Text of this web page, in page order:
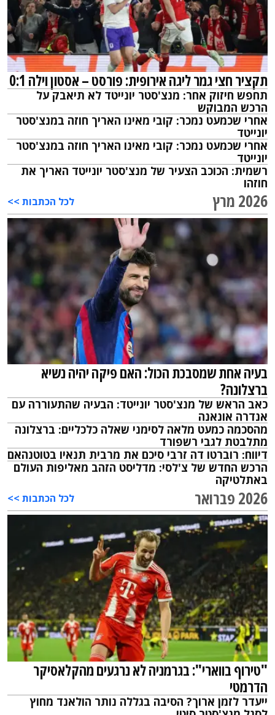
תקציר חצי גמר ליגה אירופית: פורסט – אסטון וילה 0:1
תחפש חיזוק אחר: מנצ'סטר יונייטד לא תיאבק על
הרכש המבוקש
אחרי שכמעט נמכר: קובי מאינו האריך חוזה במנצ'סטר
יונייטד
אחרי שכמעט נמכר: קובי מאינו האריך חוזה במנצ'סטר
יונייטד
רשמית: הכוכב הצעיר של מנצ'סטר יונייטד האריך את
חוזהו
2026 מרץ לכל הכתבות >>
בעיה אחת שמסבכת הכול: האם פיקה יהיה נשיא
ברצלונה?
כאב הראש של מנצ'סטר יונייטד: הבעיה שהתעוררה עם
אנדרה אונאנה
מהסכמה כמעט מלאה לסימני שאלה כלכליים: ברצלונה
מתלבטת לגבי רשפורד
דיווח: רוברטו דה זרבי סיכם את מרבית תנאיו בטוטנהאם
הרכש החדש של צ'לסי: מדליסט הזהב מאליפות העולם
באתלטיקה
2026 פברואר לכל הכתבות >>
"טירוף בווארי": בגרמניה לא נרגעים מהקלאסיקר
הדרמטי
ייעדר לזמן ארוך? הסיבה בגללה נותר הולאנד מחוץ